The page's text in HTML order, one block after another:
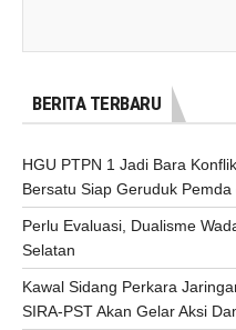
BERITA TERBARU
HGU PTPN 1 Jadi Bara
Bersatu Siap Geruduk
Perlu Evaluasi, Dualisme
Selatan
Kawal Sidang Perkara
SIRA-PST Akan Gelar Aksi